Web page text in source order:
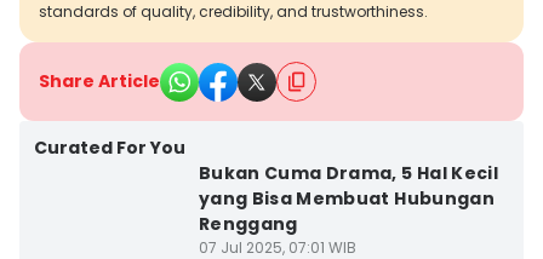
standards of quality, credibility, and trustworthiness.
Share Article
Curated For You
Bukan Cuma Drama, 5 Hal Kecil
yang Bisa Membuat Hubungan
Renggang
07 Jul 2025, 07:01 WIB